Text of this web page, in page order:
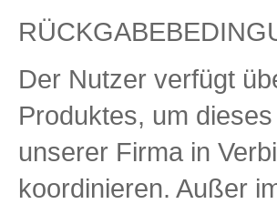
Der Nutzer verfügt
Produktes, um
unserer Firma in
koordinieren. Außer